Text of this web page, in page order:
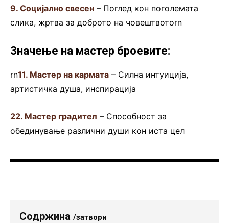
9. Социјално свесен – Поглед кон поголемата
слика, жртва за доброто на човештвотоrn
Значење на мастер броевите:
rn11. Мастер на кармата – Силна интуиција,
артистичка душа, инспирација
22. Мастер градител – Способност за
обединување различни души кон иста цел
Содржина /затвори